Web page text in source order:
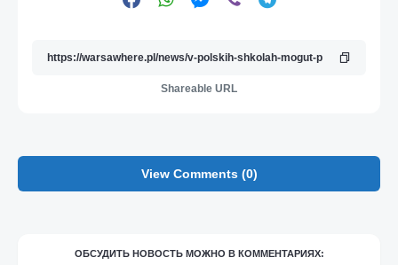
Shareable URL
View Comments (0)
ОБСУДИТЬ НОВОСТЬ МОЖНО В КОММЕНТАРИЯХ: